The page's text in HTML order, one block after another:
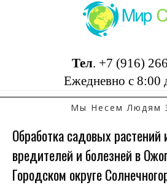
Тел. +7 (916)
Ежедневно с 8:00
Мы Несем Людям
Обработка садовых растений
вредителей и болезней в
Городском округе